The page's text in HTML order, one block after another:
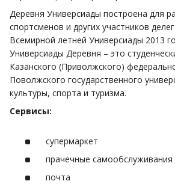
Деревня Универсиады построена для
спортсменов и других участников
Всемирной летней Универсиады 2013
Универсиады Деревня – это
Казанского (Приволжского)
Поволжского государственного
культуры, спорта и туризма.
Сервисы:
супермаркет
прачечные самообслуживания
почта